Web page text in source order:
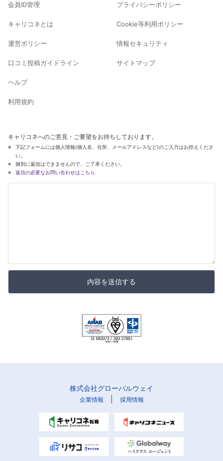
会員ID管理
キャリコネとは
運営ポリシー
口コミ投稿ガイドライン
ヘルプ
利用規約
プライバシーポリシー
Cookie等利用ポリシー
情報セキュリティ
サイトマップ
キャリコネへのご意見・ご要望をお待ちしております。
下記フォームには個人情報(個人名、住所、メールアドレスなど)のご入力はお控えくださ
い。
個別に返信はできませんので、ご了承ください。
返信の必要なお問い合わせはこちら
内容を送信する
株式会社グローバルウェイ
企業情報 採用情報